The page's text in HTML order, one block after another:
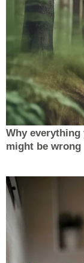
Why
might be wrong